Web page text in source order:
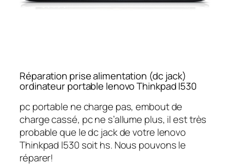
Réparation prise alimentation (dc jack)
ordinateur portable lenovo Thinkpad l530
pc portable ne charge pas, embout de
charge cassé, pc ne s’allume plus, il est très
probable que le dc jack de votre lenovo
Thinkpad l530 soit hs. Nous pouvons le
réparer!